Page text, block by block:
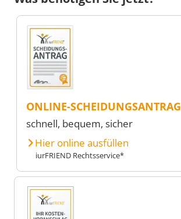
ONLINE-SCHEIDUNGSANTRAG
schnell, bequem, sicher
Hier online ausfüllen
iurFRIEND Rechtsservice*